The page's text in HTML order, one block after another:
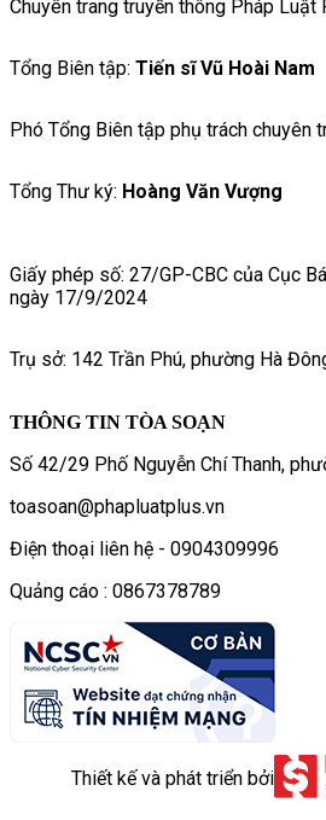
Chuyên trang truyền thông Pháp Luật
Tổng Biên tập: Tiến sĩ Vũ Hoài Nam
Phó Tổng Biên tập phụ trách chuyên
Tổng Thư ký: Hoàng Văn Vượng
Giấy phép số: 27/GP-CBC của Cục
ngày 17/9/2024
Trụ sở: 142 Trần Phú, phường Hà
THÔNG TIN TÒA SOẠN
Số 42/29 Phố Nguyễn Chí Thanh,
toasoan@phapluatplus.vn
Điện thoại liên hệ - 0904309996
Quảng cáo : 0867378789
Thiết kế và phát triển bởi